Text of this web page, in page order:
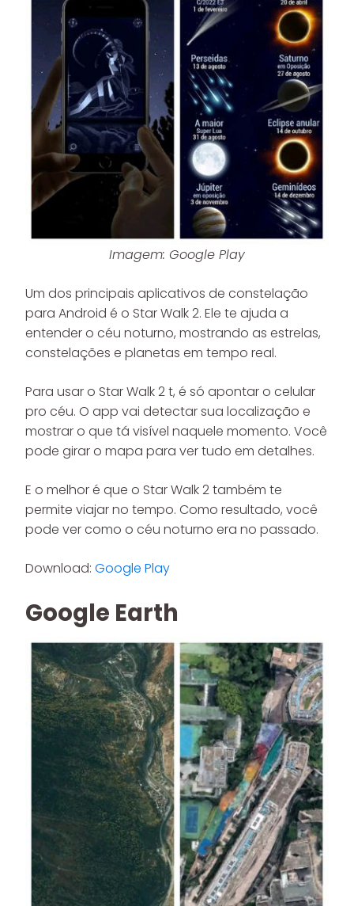
Imagem: Google Play
Um dos principais aplicativos de constelação
para Android é o Star Walk 2. Ele te ajuda a
entender o céu noturno, mostrando as estrelas,
constelações e planetas em tempo real.
Para usar o Star Walk 2 t, é só apontar o celular
pro céu. O app vai detectar sua localização e
mostrar o que tá visível naquele momento. Você
pode girar o mapa para ver tudo em detalhes.
E o melhor é que o Star Walk 2 também te
permite viajar no tempo. Como resultado, você
pode ver como o céu noturno era no passado.
Download: Google Play
Google Earth